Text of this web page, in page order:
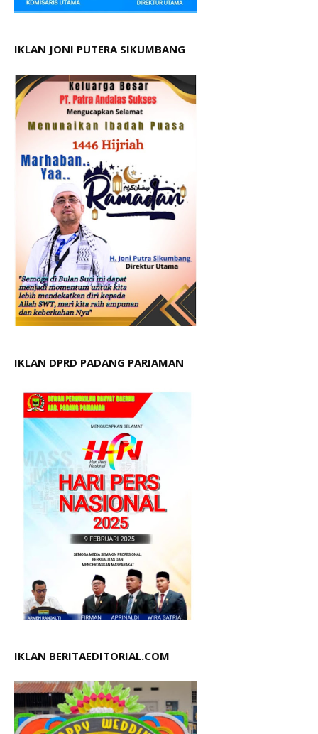
IKLAN JONI PUTERA SIKUMBANG
IKLAN DPRD PADANG PARIAMAN
IKLAN BERITAEDITORIAL.COM